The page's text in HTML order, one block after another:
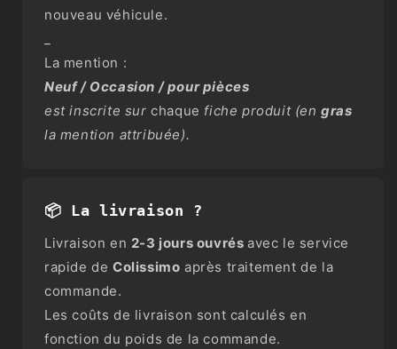
nouveau véhicule.
La mention :
Neuf / Occasion / pour pièces
est inscrite surchaque fiche produit (engras
la mention attribuée).
📦 La livraison ?
Livraison en 2-3 jours ouvrésavec le service
rapide de Colissimo après traitement de la
commande.
Les coûts de livraison sont calculés en
fonction du poids de la commande.